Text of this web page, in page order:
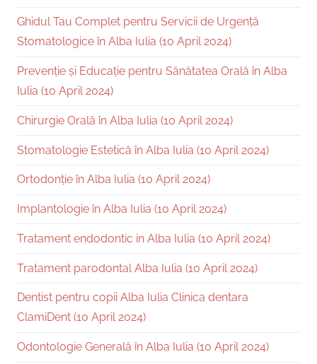
Ghidul Tau Complet pentru Servicii de Urgență
Stomatologice în Alba Iulia (10 April 2024)
Prevenție și Educație pentru Sănătatea Orală în Alba
Iulia (10 April 2024)
Chirurgie Orală în Alba Iulia (10 April 2024)
Stomatologie Estetică în Alba Iulia (10 April 2024)
Ortodonție în Alba Iulia (10 April 2024)
Implantologie în Alba Iulia (10 April 2024)
Tratament endodontic in Alba Iulia (10 April 2024)
Tratament parodontal Alba Iulia (10 April 2024)
Dentist pentru copii Alba Iulia Clinica dentara
ClamiDent (10 April 2024)
Odontologie Generală în Alba Iulia (10 April 2024)